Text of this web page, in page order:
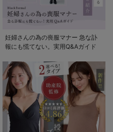
妊婦さんの為の喪服マナー 急な訃
報にも慌てない。実用Q&Aガイド